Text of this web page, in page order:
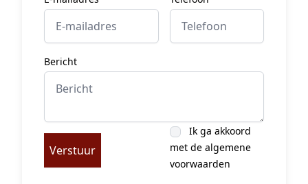
Bericht
Verstuur
Ik ga akkoord
met de algemene
voorwaarden